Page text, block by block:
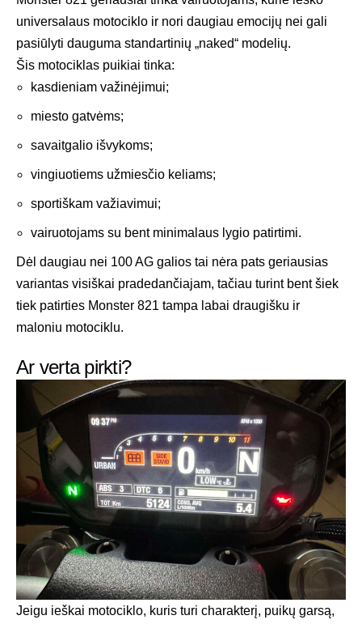
universalaus motociklo ir nori daugiau emocijų nei gali
pasiūlyti dauguma standartinių „naked“ modelių.
Šis motociklas puikiai tinka:
kasdieniam važinėjimui;
miesto gatvėms;
savaitgalio išvykoms;
vingiuotiems užmiesčio keliams;
sportiškam važiavimui;
vairuotojams su bent minimalaus lygio patirtimi.
Dėl daugiau nei 100 AG galios tai nėra pats geriausias
variantas visiškai pradedančiajam, tačiau turint bent šiek
tiek patirties Monster 821 tampa labai draugišku ir
maloniu motociklu.
Ar verta pirkti?
Jeigu ieškai motociklo, kuris turi charakterį, puikų garsą,